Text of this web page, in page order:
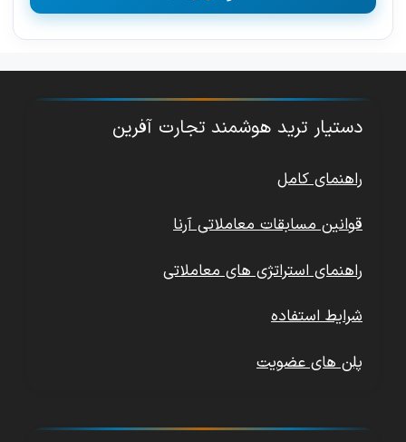
دستیار ترید هوشمند تجارت آفرین
راهنمای کامل
قوانین مسابقات معاملاتی آرنا
راهنمای استراتژی های معاملاتی
شرایط استفاده
پلن های عضویت